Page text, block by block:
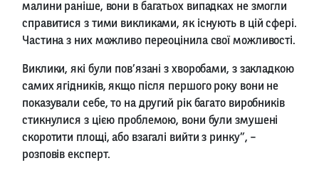
малини раніше, вони в багатьох випадках не змогли
справитися з тими викликами, як існують в цій сфері.
Частина з них можливо переоцінила свої можливості.
Виклики, які були пов’язані з хворобами, з закладкою
самих ягідників, якщо після першого року вони не
показували себе, то на другий рік багато виробників
стикнулися з цією проблемою, вони були змушені
скоротити площі, або взагалі вийти з ринку”, –
розповів експерт.